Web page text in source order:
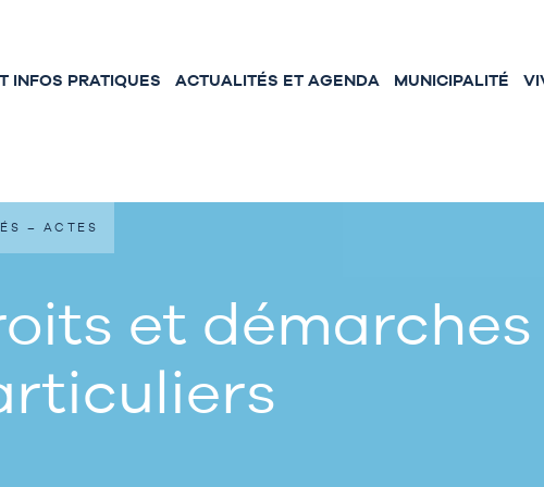
INFOS PRATIQUES ACTUALITÉS ET AGENDA MUNICIPALITÉ
et
– ACTES